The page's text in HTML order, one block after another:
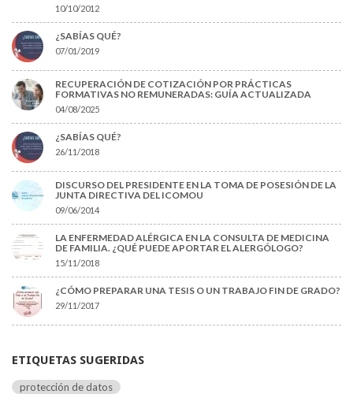
10/10/2012
¿SABÍAS QUÉ?
07/01/2019
RECUPERACIÓN DE COTIZACIÓN POR PRÁCTICAS
FORMATIVAS NO REMUNERADAS: GUÍA ACTUALIZADA
04/08/2025
¿SABÍAS QUÉ?
26/11/2018
DISCURSO DEL PRESIDENTE EN LA TOMA DE POSESIÓN DE LA
JUNTA DIRECTIVA DEL ICOMOU
09/06/2014
LA ENFERMEDAD ALÉRGICA EN LA CONSULTA DE MEDICINA
DE FAMILIA. ¿QUÉ PUEDE APORTAR EL ALERGÓLOGO?
15/11/2018
¿CÓMO PREPARAR UNA TESIS O UN TRABAJO FIN DE GRADO?
29/11/2017
ETIQUETAS SUGERIDAS
protección de datos